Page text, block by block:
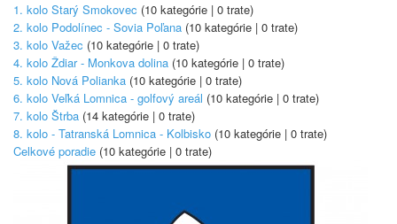
1. kolo Starý Smokovec (10 kategórie | 0 trate)
2. kolo Podolínec - Sovia Poľana (10 kategórie | 0 trate)
3. kolo Važec (10 kategórie | 0 trate)
4. kolo Ždiar - Monkova dolina (10 kategórie | 0 trate)
5. kolo Nová Polianka (10 kategórie | 0 trate)
6. kolo Veľká Lomnica - golfový areál (10 kategórie | 0 trate)
7. kolo Štrba (14 kategórie | 0 trate)
8. kolo - Tatranská Lomnica - Kolbisko (10 kategórie | 0 trate)
Celkové poradie (10 kategórie | 0 trate)